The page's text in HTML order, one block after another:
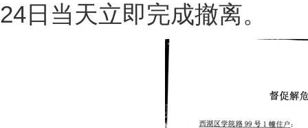
24日当天立即完成撤离。